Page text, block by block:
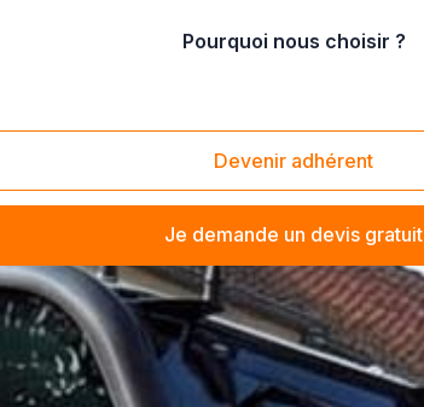
Pourquoi nous choisir ?
Devenir adhérent
Je demande un devis gratuit